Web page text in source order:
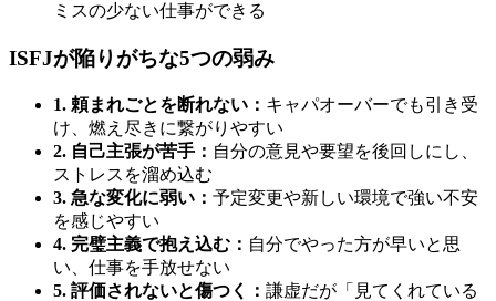
ミスの少ない仕事ができる
ISFJが陥りがちな5つの弱み
1. 頼まれごとを断れない： キャパオーバーでも引き受
け、燃え尽きに繋がりやすい
2. 自己主張が苦手： 自分の意見や要望を後回しにし、
ストレスを溜め込む
3. 急な変化に弱い： 予定変更や新しい環境で強い不安
を感じやすい
4. 完璧主義で抱え込む： 自分でやった方が早いと思
い、仕事を手放せない
5. 評価されないと傷つく： 謙虚だが「見てくれている